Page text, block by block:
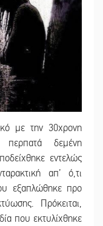
με την 30χρονη
δεμένη
εντελώς
απ’ ό,τι
εξαπλώθηκε προ
Πρόκειται,
που εκτυλίχθηκε